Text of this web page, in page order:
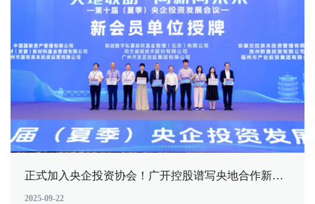
正式加入央企投资协会！广开控股谱写央地合作新篇章
2025-09-22